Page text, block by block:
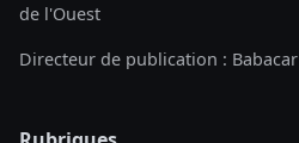
de l'Ouest
Directeur de publication :